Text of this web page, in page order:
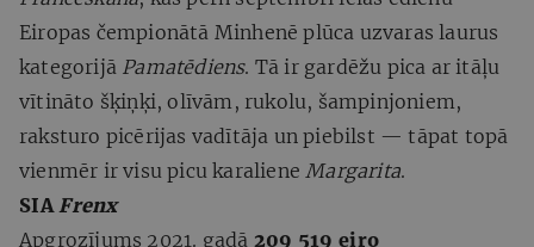
Eiropas čempionātā Minhenē plūca uzvaras laurus
kategorijā Pamatēdiens. Tā ir gardēžu pica ar itāļu
vītināto šķiņķi, olīvām, rukolu, šampinjoniem,
raksturo picērijas vadītāja un piebilst — tāpat topā
vienmēr ir visu picu karaliene Margarita.
SIA Frenx
Apgrozījums 2021. gadā 209 519 eiro